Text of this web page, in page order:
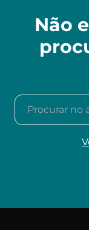
Não
Procurar no